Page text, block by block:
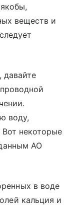
веществ и
давайте
воду,
некоторые
АО
в воде
кальция и